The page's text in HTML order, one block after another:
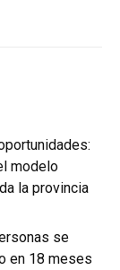
modelo
la provincia
se
en 18 meses